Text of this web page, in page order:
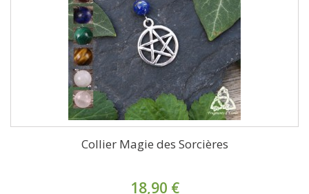
Collier Magie des Sorcières
18,90 €